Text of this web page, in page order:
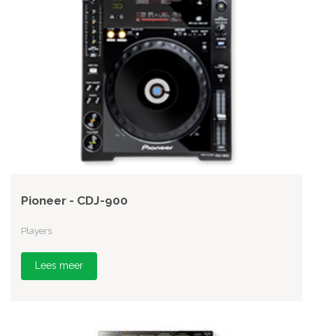
Pioneer - CDJ-900
Players
Lees meer